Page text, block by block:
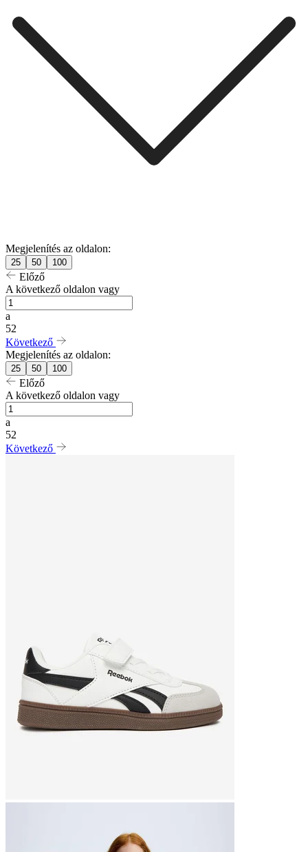
Megjelenítés az oldalon:
25 50 100
Előző
A következő oldalon vagy
a
52
Következő
Megjelenítés az oldalon:
25 50 100
Előző
A következő oldalon vagy
a
52
Következő